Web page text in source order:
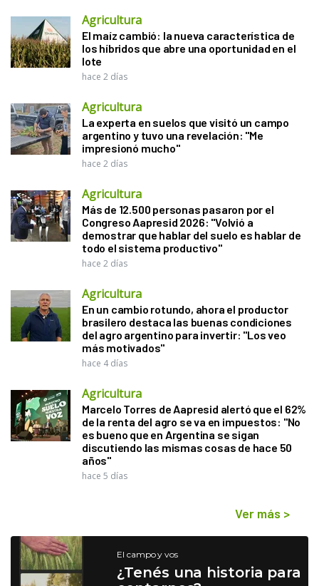
Agricultura
El maíz cambió: la nueva característica de
los híbridos que abre una oportunidad en el
lote
hace 2 días
Agricultura
La experta en suelos que visitó un campo
argentino y tuvo una revelación: "Me
impresionó mucho"
hace 2 días
Agricultura
Más de 12.500 personas pasaron por el
Congreso Aapresid 2026: "Volvió a
demostrar que hablar del suelo es hablar de
todo el sistema productivo"
hace 2 días
Agricultura
En un cambio rotundo, ahora el productor
brasilero destaca las buenas condiciones
del agro argentino para invertir: "Los veo
más motivados"
hace 4 días
Agricultura
Marcelo Torres de Aapresid alertó que el 62%
de la renta del agro se va en impuestos: "No
es bueno que en Argentina se sigan
discutiendo las mismas cosas de hace 50
años"
hace 5 días
Ver más >
El campo y vos
¿Tenés una historia para